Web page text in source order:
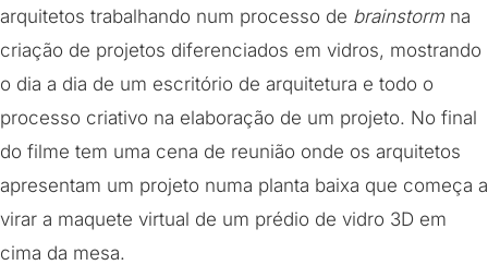
arquitetos trabalhando num processo de brainstorm na
criação de projetos diferenciados em vidros, mostrando
o dia a dia de um escritório de arquitetura e todo o
processo criativo na elaboração de um projeto. No final
do filme tem uma cena de reunião onde os arquitetos
apresentam um projeto numa planta baixa que começa a
virar a maquete virtual de um prédio de vidro 3D em
cima da mesa.